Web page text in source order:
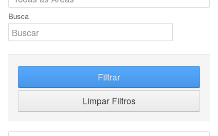
Busca
Filtrar
Limpar Filtros